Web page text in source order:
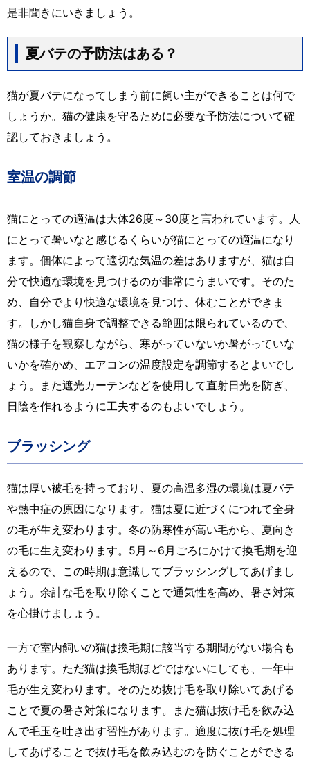
是非聞きにいきましょう。
夏バテの予防法はある？
猫が夏バテになってしまう前に飼い主ができることは何で
しょうか。猫の健康を守るために必要な予防法について確
認しておきましょう。
室温の調節
猫にとっての適温は大体26度～30度と言われています。人
にとって暑いなと感じるくらいが猫にとっての適温になり
ます。個体によって適切な気温の差はありますが、猫は自
分で快適な環境を見つけるのが非常にうまいです。そのた
め、自分でより快適な環境を見つけ、休むことができま
す。しかし猫自身で調整できる範囲は限られているので、
猫の様子を観察しながら、寒がっていないか暑がっていな
いかを確かめ、エアコンの温度設定を調節するとよいでし
ょう。また遮光カーテンなどを使用して直射日光を防ぎ、
日陰を作れるように工夫するのもよいでしょう。
ブラッシング
猫は厚い被毛を持っており、夏の高温多湿の環境は夏バテ
や熱中症の原因になります。猫は夏に近づくにつれて全身
の毛が生え変わります。冬の防寒性が高い毛から、夏向き
の毛に生え変わります。5月～6月ごろにかけて換毛期を迎
えるので、この時期は意識してブラッシングしてあげまし
ょう。余計な毛を取り除くことで通気性を高め、暑さ対策
を心掛けましょう。
一方で室内飼いの猫は換毛期に該当する期間がない場合も
あります。ただ猫は換毛期ほどではないにしても、一年中
毛が生え変わります。そのため抜け毛を取り除いてあげる
ことで夏の暑さ対策になります。また猫は抜け毛を飲み込
んで毛玉を吐き出す習性があります。適度に抜け毛を処理
してあげることで抜け毛を飲み込むのを防ぐことができる